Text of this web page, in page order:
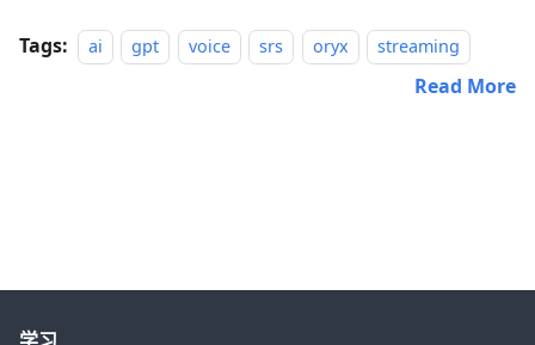
Tags: ai gpt voice srs oryx streaming
Read More